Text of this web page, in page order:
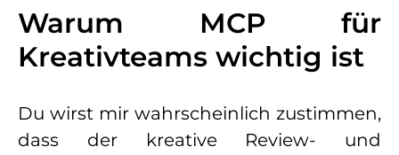
Warum MCP für
Kreativteams wichtig ist
Du wirst mir wahrscheinlich zustimmen,
dass der kreative Review- und